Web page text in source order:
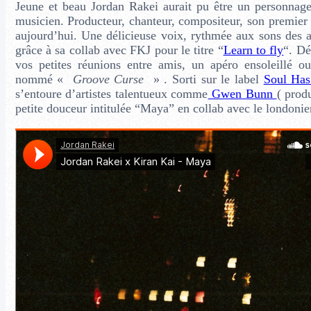
Jeune et beau Jordan Rakei aurait pu être un
musicien. Producteur, chanteur, compositeur, son
aujourd’hui. Une délicieuse voix, rythmée aux sons
grâce à sa collab avec FKJ pour le titre “Learn to fly“.
vos petites réunions entre amis, un apéro ensoleillé
nommé « Groove Curse » . Sorti sur le label Soul
s’entoure d’artistes talentueux comme Gwen Bunn (
petite douceur intitulée “Maya” en collab avec le